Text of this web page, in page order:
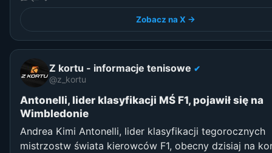
Zobacz na X →
Z kortu - informacje tenisowe ✔
@z_kortu
Antonelli, lider klasyfikacji MŚ F1, pojawił się na
Wimbledonie
Andrea Kimi Antonelli, lider klasyfikacji tegorocznych
mistrzostw świata kierowców F1, obecny dzisiaj na